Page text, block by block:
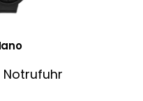
Notrufuhr